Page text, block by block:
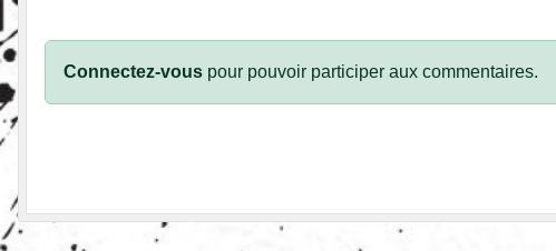
Connectez-vous pour pouvoir participer aux commentaires.